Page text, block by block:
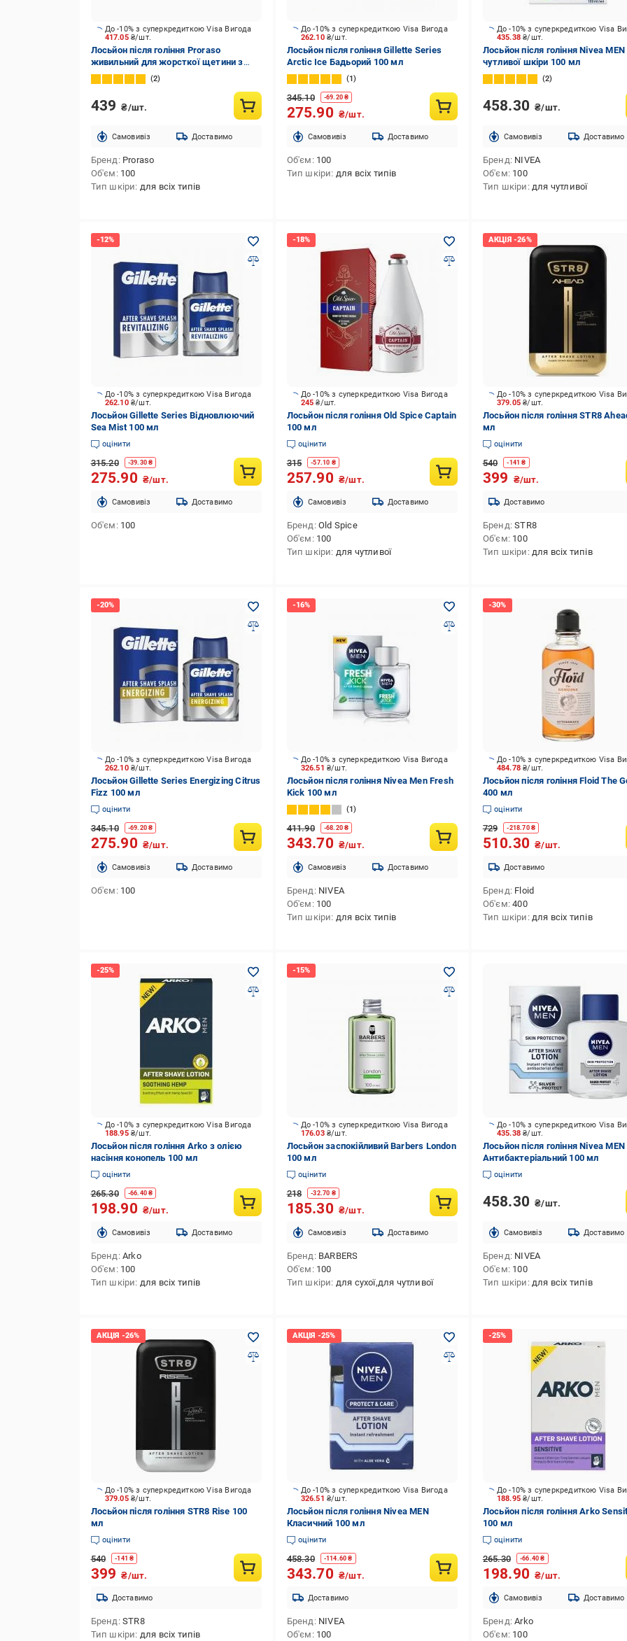
417.05 ₴/шт.
До -10% з суперкредиткою Visa Вигода
Лосьйон після гоління Proraso
живильний для жорсткої щетини з
маслом ши і екстрактом сандалового
дерева 100 мл
2
439 ₴/шт.
Cамовивіз Доставимо
Бренд Proraso
Об'єм 100
Тип шкіри для всіх типів
262.10₴/шт.
До -10% з суперкредиткою Visa Вигода
Лосьйон після гоління Gillette Series
Arctic Ice Бадьорий 100 мл
1
345.10 -69.20 ₴
275.90 ₴/шт.
Cамовивіз Доставимо
Об'єм 100
Тип шкіри для всіх типів
435.38₴/шт.
До -10% з суперкредиткою Visa
Лосьйон після гоління Nivea
чутливої шкіри 100 мл
2
458.30 ₴/шт.
Cамовивіз Доставимо
Бренд NIVEA
Об'єм 100
Тип шкіри для чутливої
262.10 ₴/шт.
До -10% з суперкредиткою Visa Вигода
Лосьйон Gillette Series Відновлюючий
Sea Mist 100 мл
оцінити
315.20 -39.30₴
275.90 ₴/шт.
Cамовивіз Доставимо
Об'єм 100
245₴/шт.
До -10% з суперкредиткою Visa Вигода
Лосьйон після гоління Old Spice Captain
100 мл
оцінити
315 -57.10 ₴
257.90 ₴/шт.
Cамовивіз Доставимо
Бренд Old Spice
Об'єм 100
Тип шкіри для чутливої
379.05₴/шт.
До -10% з суперкредиткою Visa
Лосьйон після гоління STR8
мл
оцінити
540 -141 ₴
399 ₴/шт.
Доставимо
Бренд STR8
Об'єм 100
Тип шкіри для всіх типів
262.10 ₴/шт.
До -10% з суперкредиткою Visa Вигода
Лосьйон Gillette Series Energizing Citrus
Fizz 100 мл
оцінити
345.10 -69.20₴
275.90 ₴/шт.
Cамовивіз Доставимо
Об'єм 100
326.51₴/шт.
До -10% з суперкредиткою Visa Вигода
Лосьйон після гоління Nivea Men Fresh
Kick 100 мл
1
411.90 -68.20 ₴
343.70 ₴/шт.
Cамовивіз Доставимо
Бренд NIVEA
Об'єм 100
Тип шкіри для всіх типів
484.78₴/шт.
До -10% з суперкредиткою Visa
Лосьйон після гоління Floid The
400 мл
оцінити
729 -218.70₴
510.30 ₴/шт.
Доставимо
Бренд Floid
Об'єм 400
Тип шкіри для всіх типів
188.95 ₴/шт.
До -10% з суперкредиткою Visa Вигода
Лосьйон після гоління Arko з олією
насіння конопель 100 мл
оцінити
265.30 -66.40₴
198.90 ₴/шт.
Cамовивіз Доставимо
Бренд Arko
Об'єм 100
Тип шкіри для всіх типів
176.03₴/шт.
До -10% з суперкредиткою Visa Вигода
Лосьйон заспокійливий Barbers London
100 мл
оцінити
218 -32.70 ₴
185.30 ₴/шт.
Cамовивіз Доставимо
Бренд BARBERS
Об'єм 100
Тип шкіри для сухої,для чутливої
435.38₴/шт.
До -10% з суперкредиткою Visa
Лосьйон після гоління Nivea MEN
Антибактеріальний 100 мл
оцінити
458.30 ₴/шт.
Cамовивіз Доставимо
Бренд NIVEA
Об'єм 100
Тип шкіри для всіх типів
379.05 ₴/шт.
До -10% з суперкредиткою Visa Вигода
Лосьйон після гоління STR8 Rise 100
мл
оцінити
540 -141 ₴
399 ₴/шт.
Доставимо
Бренд STR8
Тип шкіри для всіх типів
326.51₴/шт.
До -10% з суперкредиткою Visa Вигода
Лосьйон після гоління Nivea MEN
Класичний 100 мл
оцінити
458.30 -114.60 ₴
343.70 ₴/шт.
Доставимо
Бренд NIVEA
Об'єм 100
188.95₴/шт.
До -10% з суперкредиткою Visa
Лосьйон після гоління Arko
100 мл
оцінити
265.30 -66.40 ₴
198.90 ₴/шт.
Cамовивіз Доставимо
Бренд Arko
Об'єм 100